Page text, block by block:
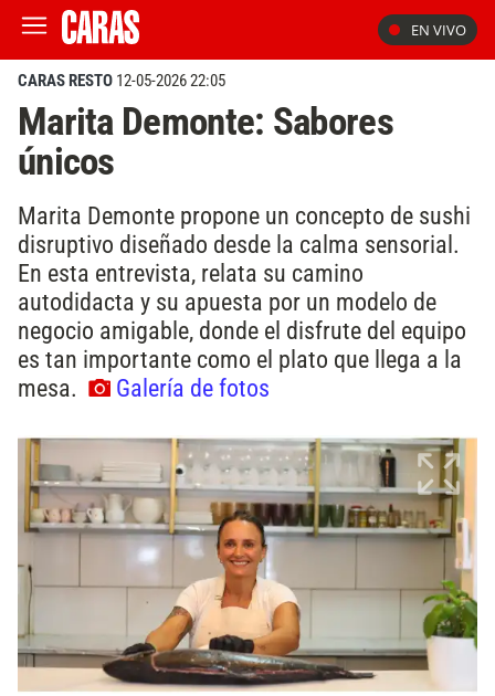
EN VIVO
CARAS RESTO 12-05-2026 22:05
Marita Demonte: Sabores
únicos
Marita Demonte propone un concepto de sushi
disruptivo diseñado desde la calma sensorial.
En esta entrevista, relata su camino
autodidacta y su apuesta por un modelo de
negocio amigable, donde el disfrute del equipo
es tan importante como el plato que llega a la
mesa.
Galería de fotos